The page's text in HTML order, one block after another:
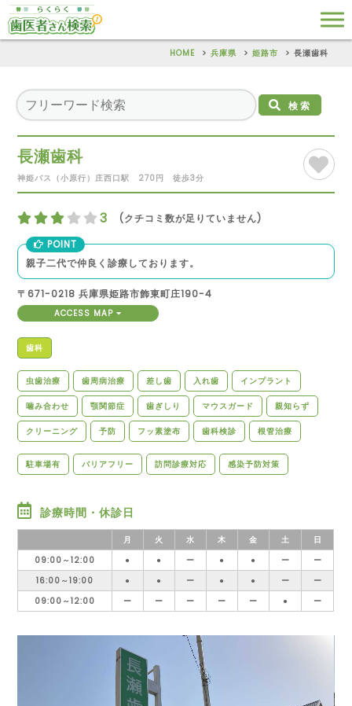
HOME 兵庫県 姫路市 長瀬歯科
検索
長瀬歯科
神姫バス（小原行）庄西口駅 270円 徒歩3分
3
(クチコミ数が足りていません)
POINT
親子二代で仲良く診療しております。
〒671-0218 兵庫県姫路市飾東町庄190-4
ACCESS MAP
歯科
虫歯治療 歯周病治療 差し歯 入れ歯 インプラント
噛み合わせ 顎関節症 歯ぎしり マウスガード 親知らず
クリーニング 予防 フッ素塗布 歯科検診 根管治療
駐車場有 バリアフリー 訪問診療対応 感染予防対策
診療時間・休診日
月 火 水 木 金 土
日
09:00～12:00
● ● ー ● ● ー
ー
16:00～19:00
● ● ー ● ● ー
ー
09:00～12:00
ー ー ー ー ー ● ー